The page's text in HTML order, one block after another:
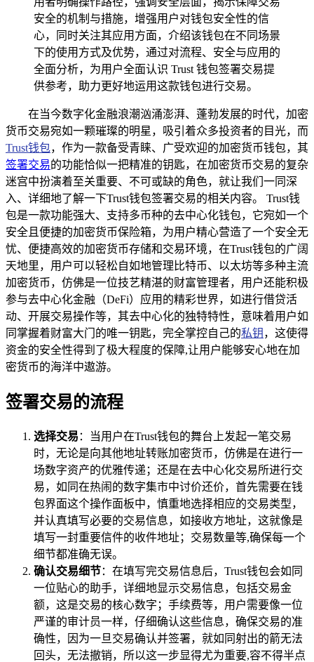
安全的机制与措施，增强用户对钱包安全性的信
心，同时关注其应用方面，介绍该钱包在不同场景
下的使用方式及优势，通过对流程、安全与应用的
全面分析，为用户全面认识 Trust 钱包签署交易提
供参考，助力更好地运用这款钱包进行交易。
在当今数字化金融浪潮汹涌澎湃、蓬勃发展的时代，加密
货币交易宛如一颗璀璨的明星，吸引着众多投资者的目光，而
Trust钱包，作为一款备受青睐、广受欢迎的加密货币钱包，其
签署交易的功能恰似一把精准的钥匙，在加密货币交易的复杂
迷宫中扮演着至关重要、不可或缺的角色，就让我们一同深
入、详细地了解一下Trust钱包签署交易的相关内容。 Trust钱
包是一款功能强大、支持多币种的去中心化钱包，它宛如一个
安全且便捷的加密货币保险箱，为用户精心营造了一个安全无
忧、便捷高效的加密货币存储和交易环境，在Trust钱包的广阔
天地里，用户可以轻松自如地管理比特币、以太坊等多种主流
加密货币，仿佛是一位技艺精湛的财富管理者，用户还能积极
参与去中心化金融（DeFi）应用的精彩世界，如进行借贷活
动、开展交易操作等，其去中心化的独特特性，意味着用户如
同掌握着财富大门的唯一钥匙，完全掌控自己的私钥 ，这使得
资金的安全性得到了极大程度的保障,让用户能够安心地在加
密货币的海洋中遨游。
签署交易的流程
选择交易 ：当用户在Trust钱包的舞台上发起一笔交易
时，无论是向其他地址转账加密货币，仿佛是在进行一
场数字资产的优雅传递；还是在去中心化交易所进行交
易，如同在热闹的数字集市中讨价还价，首先需要在钱
包界面这个操作面板中，慎重地选择相应的交易类型，
并认真填写必要的交易信息，如接收方地址，这就像是
填写一封重要信件的收件地址；交易数量等,确保每一个
细节都准确无误。
确认交易细节：在填写完交易信息后，Trust钱包会如同
一位贴心的助手，详细地显示交易信息，包括交易金
额，这是交易的核心数字；手续费等，用户需要像一位
严谨的审计员一样，仔细确认这些信息，确保交易的准
确性，因为一旦交易确认并签署，就如同射出的箭无法
回头，无法撤销，所以这一步显得尤为重要,容不得半点